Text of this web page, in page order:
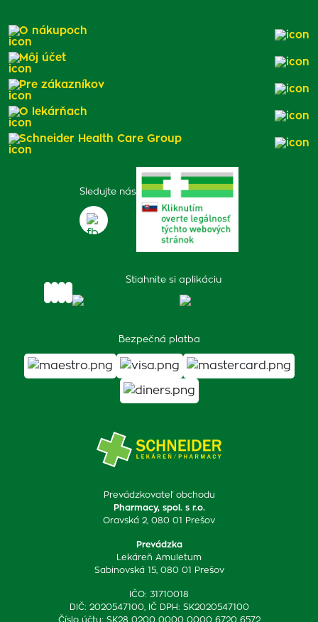
Prevádzkovateľ obchodu
Pharmacy, spol. s r.o.
Oravská 2, 080 01 Prešov
Prevádzka
Lekáreň Amuletum
Sabinovská 15, 080 01 Prešov
IČO: 31710018
DIČ: 2020547100, IČ DPH: SK2020547100
Číslo účtu: SK28 0200 0000 0000 6720 6572
Sledujte nás
Stiahnite si aplikáciu
Bezpečná platba
O nákupoch
Môj účet
Pre zákazníkov
O lekárňach
Schneider Health Care Group